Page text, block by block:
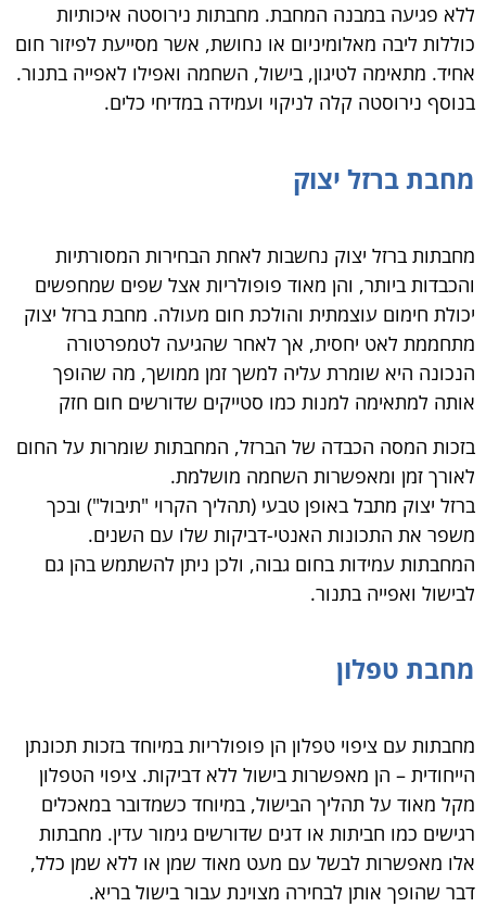
ללא פגיעה במבנה המחבת. מחבתות נירוסטה איכותיות
כוללות ליבה מאלומיניום או נחושת, אשר מסייעת לפיזור חום
אחיד. מתאימה לטיגון, בישול, השחמה ואפילו לאפייה בתנור.
בנוסף נירוסטה קלה לניקוי ועמידה במדיחי כלים.
מחבת ברזל יצוק
מחבתות ברזל יצוק נחשבות לאחת הבחירות המסורתיות
והכבדות ביותר, והן מאוד פופולריות אצל שפים שמחפשים
יכולת חימום עוצמתית והולכת חום מעולה. מחבת ברזל יצוק
מתחממת לאט יחסית, אך לאחר שהגיעה לטמפרטורה
הנכונה היא שומרת עליה למשך זמן ממושך, מה שהופך
אותה למתאימה למנות כמו סטייקים שדורשים חום חזק
בזכות המסה הכבדה של הברזל, המחבתות שומרות על החום
לאורך זמן ומאפשרות השחמה מושלמת.
ברזל יצוק מתבל באופן טבעי (תהליך הקרוי "תיבול") ובכך
משפר את התכונות האנטי-דביקות שלו עם השנים.
המחבתות עמידות בחום גבוה, ולכן ניתן להשתמש בהן גם
לבישול ואפייה בתנור.
מחבת טפלון
מחבתות עם ציפוי טפלון הן פופולריות במיוחד בזכות תכונתן
הייחודית – הן מאפשרות בישול ללא דביקות. ציפוי הטפלון
מקל מאוד על תהליך הבישול, במיוחד כשמדובר במאכלים
רגישים כמו חביתות או דגים שדורשים גימור עדין. מחבתות
אלו מאפשרות לבשל עם מעט מאוד שמן או ללא שמן כלל,
דבר שהופך אותן לבחירה מצוינת עבור בישול בריא.